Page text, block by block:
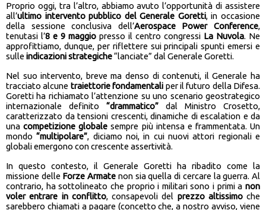
Proprio oggi, tra l’altro, abbiamo avuto l’opportunità di assistere
all’ultimo intervento pubblico del Generale Goretti, in occasione
della sessione conclusiva dell’Aerospace Power Conference,
tenutasi l’8 e 9 maggio presso il centro congressi La Nuvola. Ne
approfittiamo, dunque, per riflettere sui principali spunti emersi e
sulle indicazioni strategiche“lanciate” dal Generale Goretti.
Nel suo intervento, breve ma denso di contenuti, il Generale ha
tracciato alcune traiettorie fondamentali per il futuro della Difesa.
Goretti ha richiamato l’attenzione su uno scenario geostrategico
internazionale definito “drammatico” dal Ministro Crosetto,
caratterizzato da tensioni crescenti, dinamiche di escalation e da
unacompetizione globale sempre più intensa e frammentata. Un
mondo“multipolare”, diciamo noi, in cui nuovi attori regionali e
globali emergono con crescente assertività.
In questo contesto, il Generale Goretti ha ribadito come la
missione delle Forze Armate non sia quella di cercare la guerra. Al
contrario, ha sottolineato che proprio i militari sono i primi a non
voler entrare in conflitto, consapevoli del prezzo altissimoche
sarebbero chiamati a pagare (concetto che, a nostro avviso, viene